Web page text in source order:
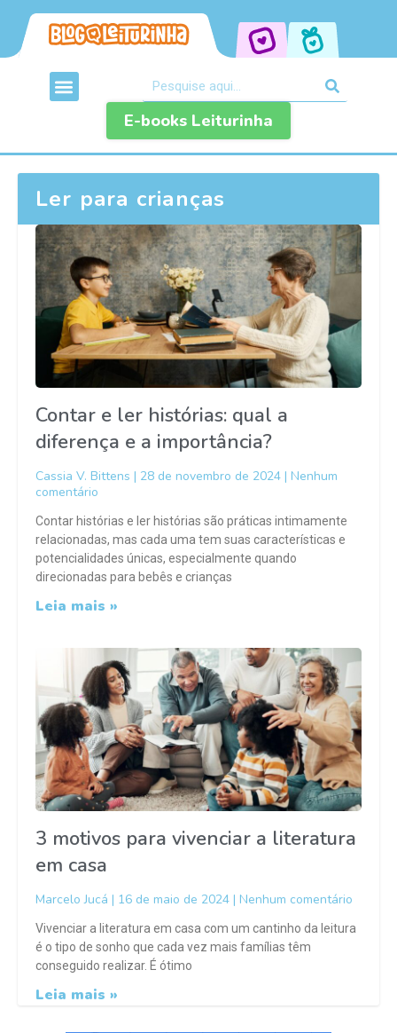
E-books Leiturinha
Ler para crianças
Contar e ler histórias: qual a
diferença e a importância?
Cassia V. Bittens 28 de novembro de 2024
Nenhum
comentário
Contar histórias e ler histórias são práticas intimamente
relacionadas, mas cada uma tem suas características e
potencialidades únicas, especialmente quando
direcionadas para bebês e crianças
Leia mais »
3 motivos para vivenciar a literatura
em casa
Marcelo Jucá 16 de maio de 2024 Nenhum comentário
Vivenciar a literatura em casa com um cantinho da leitura
é o tipo de sonho que cada vez mais famílias têm
conseguido realizar. É ótimo
Leia mais »